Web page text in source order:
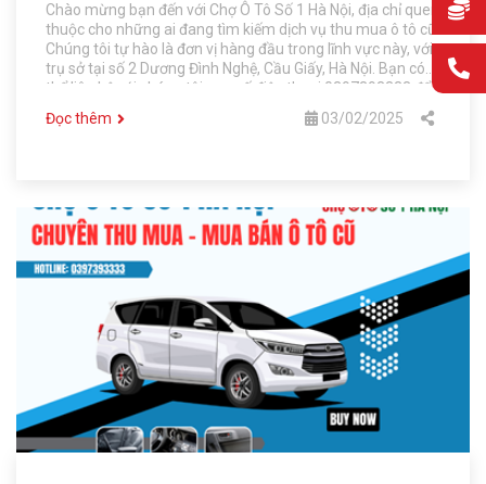
Chào mừng bạn đến với Chợ Ô Tô Số 1 Hà Nội, địa chỉ quen
thuộc cho những ai đang tìm kiếm dịch vụ thu mua ô tô cũ.
Chúng tôi tự hào là đơn vị hàng đầu trong lĩnh vực này, với
trụ sở tại số 2 Dương Đình Nghệ, Cầu Giấy, Hà Nội. Bạn có
thể liên hệ với chúng tôi qua số điện thoại 0397393333 để
được tư vấn và phục vụ tận tình.
Đọc thêm 03/02/2025